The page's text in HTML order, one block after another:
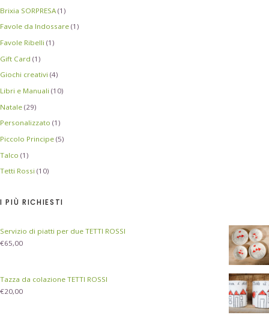
Brixia SORPRESA (1)
Favole da Indossare (1)
Favole Ribelli (1)
Gift Card (1)
Giochi creativi (4)
Libri e Manuali (10)
Natale (29)
Personalizzato (1)
Piccolo Principe (5)
Talco (1)
Tetti Rossi (10)
I PIÙ RICHIESTI
Servizio di piatti per due TETTI ROSSI
€65,00
Tazza da colazione TETTI ROSSI
€20,00